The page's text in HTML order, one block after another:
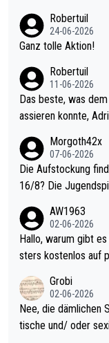
mal 40+ erst recht. Da gewinnst keinen Blumentopf - ist ja noc
h krasser wie ein Pokalspiel eines Kreisligisten vs einem Bund
Robertuil
24-06-2026
Ganz tolle Aktion!
Robertuil
11-06-2026
Das beste, was
assieren konnte,
Morgoth42x
07-06-2026
Die Aufstockung
16/8? Die Jugendspiele waren letztes Jahr durchaus sehr kurz
Allerdings ist Mitchell Lawrie als Nummer 1
ziert. Somit ändert
sters erstmal nichts. Ich denke sie wollen damit für nächstes J
ohl wenig WDF
es Jahr der Fall. Er
den Qualifier und
gas) antun würde,
AW1963
02-06-2026
Hallo, warum gibt es keinen Hinweis, dass die Nordic Darts Ma
sters kostenlos auf
Grobi
02-06-2026
Nee, die dämlichen
tische und/ oder